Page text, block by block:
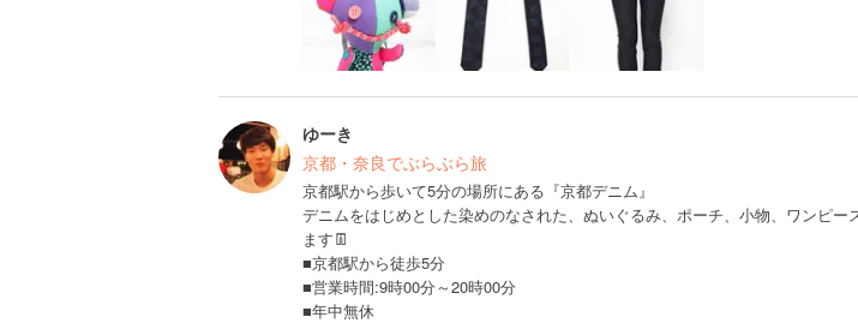
ゆーき
京都・奈良でぶらぶら旅
京都駅から歩いて5分の場所にある『京都デニム』
デニムをはじめとした染めのなされた、ぬいぐるみ、ポーチ、小物、ワンピー
ます👖
■京都駅から徒歩5分
■営業時間:9時00分～20時00分
■年中無休